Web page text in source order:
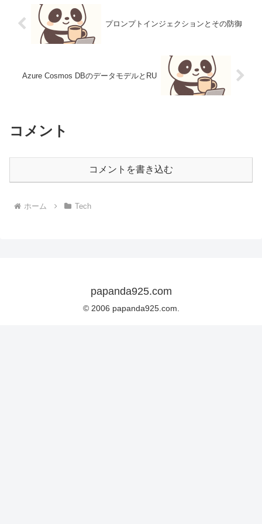
プロンプトインジェクションとその防御
Azure Cosmos DBのデータモデルとRU
コメント
コメントを書き込む
ホーム Tech
papanda925.com
© 2006 papanda925.com.